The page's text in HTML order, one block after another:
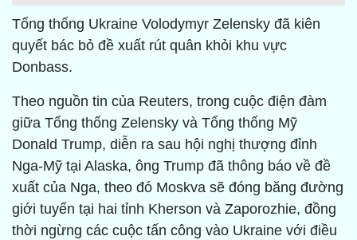
Tổng thống Ukraine Volodymyr Zelensky đã kiên
quyết bác bỏ đề xuất rút quân khỏi khu vực
Donbass.
Theo nguồn tin của Reuters, trong cuộc điện đàm
giữa Tổng thống Zelensky và Tổng thống Mỹ
Donald Trump, diễn ra sau hội nghị thượng đỉnh
Nga-Mỹ tại Alaska, ông Trump đã thông báo về đề
xuất của Nga, theo đó Moskva sẽ đóng băng đường
giới tuyến tại hai tỉnh Kherson và Zaporozhie, đồng
thời ngừng các cuộc tấn công vào Ukraine với điều